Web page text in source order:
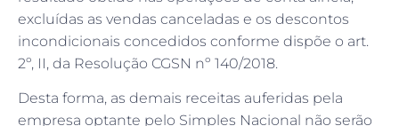
excluídas as vendas canceladas e os descontos
incondicionais concedidos conforme dispõe o art.
2º, II, da Resolução CGSN nº 140/2018.
Desta forma, as demais receitas auferidas pela
empresa optante pelo Simples Nacional não serão